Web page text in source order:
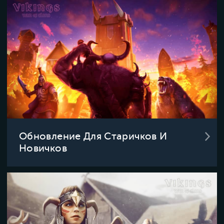
Обновление Для Старичков И
Новичков